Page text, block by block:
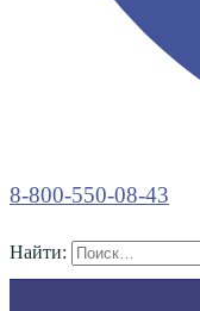
8-800-550-08-43
Найти: